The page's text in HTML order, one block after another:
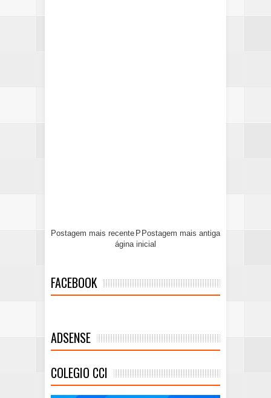
Postagem mais recente Postagem mais antiga
P
ágina inicial
FACEBOOK
ADSENSE
COLEGIO CCI